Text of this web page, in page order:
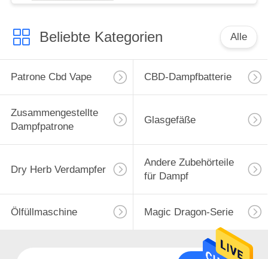
Beliebte Kategorien Alle
Patrone Cbd Vape CBD-Dampfbatterie
Zusammengestellte
Dampfpatrone
Glasgefäße
Dry Herb Verdampfer
Andere Zubehörteile
für Dampf
Ölfüllmaschine Magic Dragon-Serie